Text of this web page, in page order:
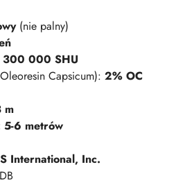
(nie palny)
300 000 SHU
Capsicum): 2% OC
m
5-6 metrów
International, Inc.